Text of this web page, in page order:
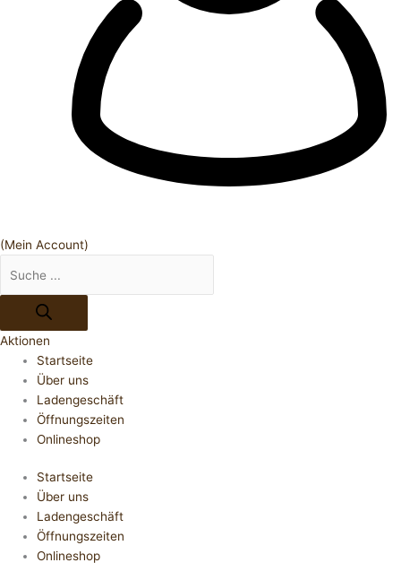
(Mein Account)
Aktionen
Startseite
Über uns
Ladengeschäft
Öffnungszeiten
Onlineshop
Startseite
Über uns
Ladengeschäft
Öffnungszeiten
Onlineshop